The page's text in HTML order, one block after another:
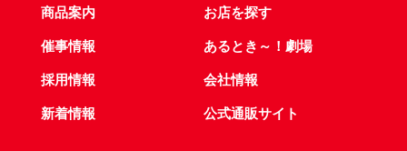
商品案内 お店を探す
催事情報 あるとき～！劇場
採用情報 会社情報
新着情報 公式通販サイト